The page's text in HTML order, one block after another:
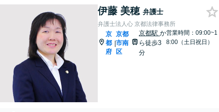
伊藤 美穂 弁護士
弁護士法人心 京都法律事務所
京
都
府
|
京都
市南
区
京都駅か
ら徒歩3
分
営業時間：09:00~1
8:00（土日祝日）